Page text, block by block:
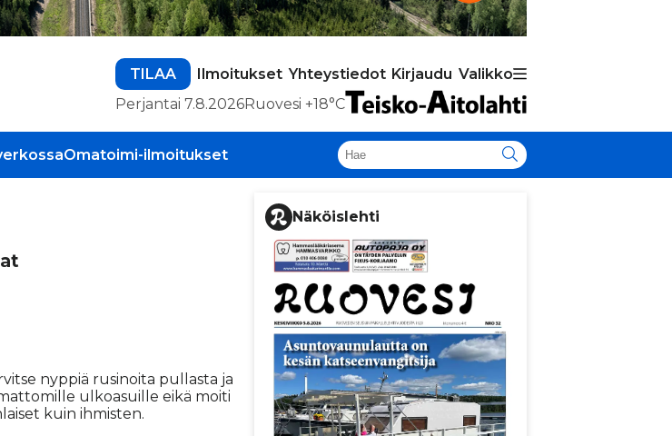
TILAA Ilmoitukset Yhteystiedot Kirjaudu Valikko
Perjantai 7.8.2026Ruovesi +18°C
Omatoimi-ilmoitukset
nyp­piä ru­si­noi­ta pul­las­ta ja
ul­ko­a­suil­le ei­kä moi­ti
kuin ih­mis­ten.
Näköislehti